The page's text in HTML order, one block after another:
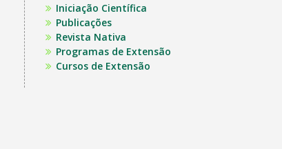
Iniciação Científica
Publicações
Revista Nativa
Programas de Extensão
Cursos de Extensão